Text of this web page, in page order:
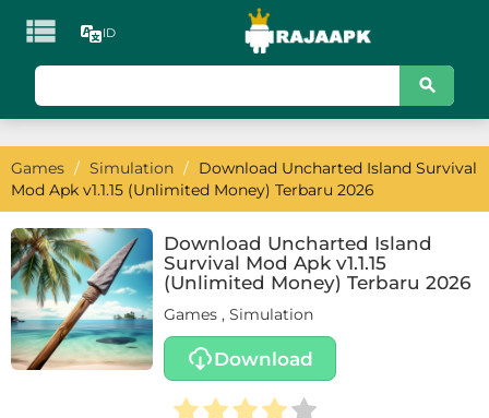
 ID
Games
Action
Arcade
Board
Card
Games / Simulation / Download Uncharted Island Survival
Mod Apk v1.1.15 (Unlimited Money) Terbaru 2026
Download Uncharted Island
Survival Mod Apk v1.1.15
(Unlimited Money) Terbaru 2026
Games , Simulation
Download